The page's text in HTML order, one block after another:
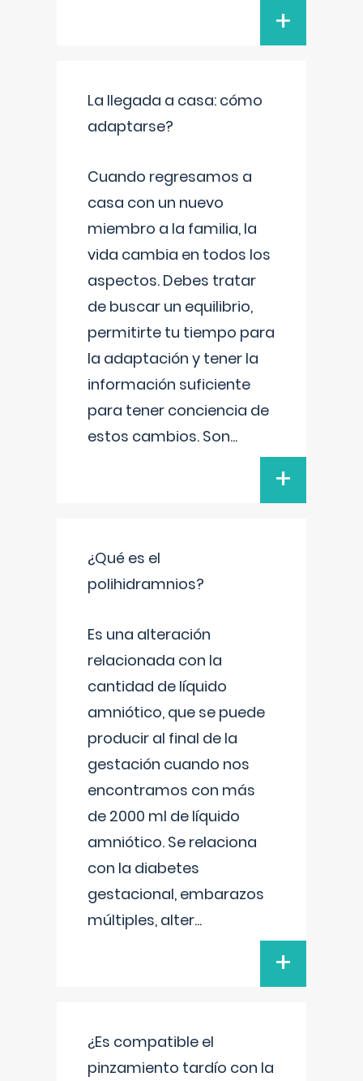
+
La llegada a casa: cómo
adaptarse?
Cuando regresamos a
casa con un nuevo
miembro a la familia, la
vida cambia en todos los
aspectos. Debes tratar
de buscar un equilibrio,
permitirte tu tiempo para
la adaptación y tener la
información suficiente
para tener conciencia de
estos cambios. Son...
+
¿Qué es el
polihidramnios?
Es una alteración
relacionada con la
cantidad de líquido
amniótico, que se puede
producir al final de la
gestación cuando nos
encontramos con más
de 2000 ml de líquido
amniótico. Se relaciona
con la diabetes
gestacional, embarazos
múltiples, alter...
+
¿Es compatible el
pinzamiento tardío con la